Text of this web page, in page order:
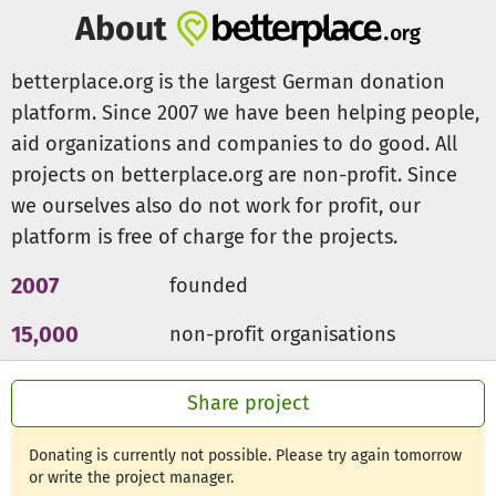
Share project
Donating is currently not possible. Please try again tomorrow
or write the project manager.
Gerade jetzt vor dem beginnendem Baubeginn könnte
jede Spende noch einen wertvollen Beitrag zum Gelingen
„Gemeinsam schaffen wir es“
About
betterplace.org is the largest German donation
platform. Since 2007 we have been helping people,
aid organizations and companies to do good. All
projects on betterplace.org are non-profit. Since
we ourselves also do not work for profit, our
platform is free of charge for the projects.
2007 founded
15,000 non-profit organisations
300m € for a good cause